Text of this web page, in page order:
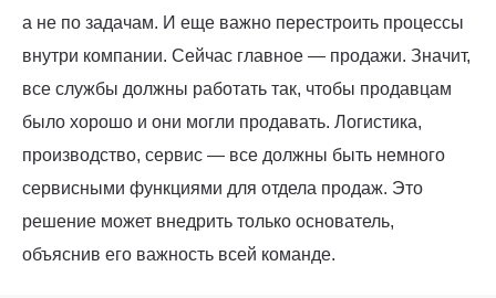
а не по задачам. И еще важно перестроить процессы
внутри компании. Сейчас главное — продажи. Значит,
все службы должны работать так, чтобы продавцам
было хорошо и они могли продавать. Логистика,
производство, сервис — все должны быть немного
сервисными функциями для отдела продаж. Это
решение может внедрить только основатель,
объяснив его важность всей команде.